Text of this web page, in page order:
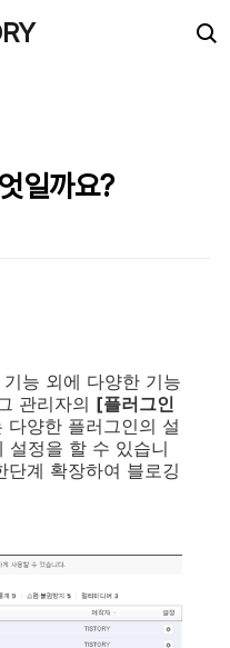
일까요?
능 외에 다양한 기능
관리자의 [플러그인
다양한 플러그인의 설
설정을 할 수 있습니
단계 확장하여 블로깅